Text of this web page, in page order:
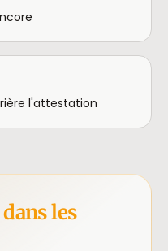
l'attestation
dans les